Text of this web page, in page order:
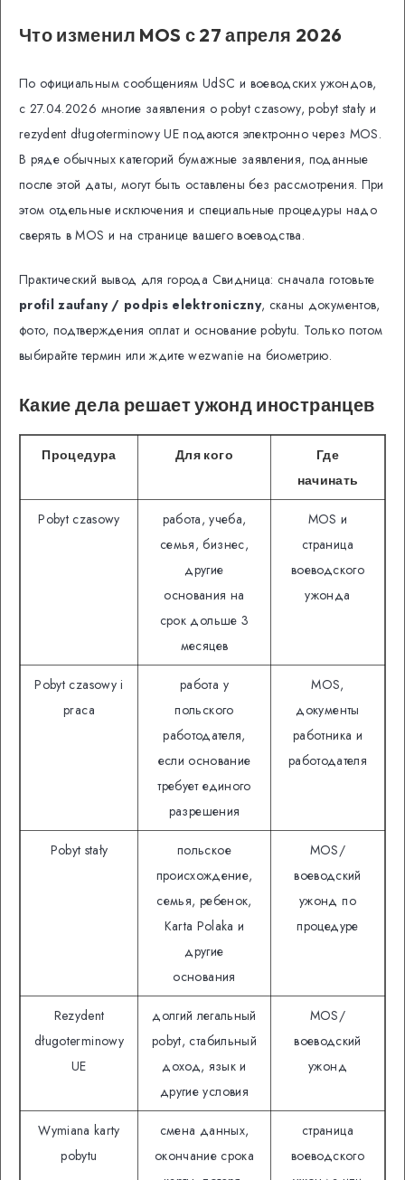
Что изменил MOS с 27 апреля 2026
По официальным сообщениям UdSC и воеводских ужондов,
с 27.04.2026 многие заявления о pobyt czasowy, pobyt stały и
rezydent długoterminowy UE подаются электронно через MOS.
В ряде обычных категорий бумажные заявления, поданные
после этой даты, могут быть оставлены без рассмотрения. При
этом отдельные исключения и специальные процедуры надо
сверять в MOS и на странице вашего воеводства.
Практический вывод для города Свидница: сначала готовьте
profil zaufany / podpis elektroniczny, сканы документов,
фото, подтверждения оплат и основание pobytu. Только потом
выбирайте термин или ждите wezwanie на биометрию.
Какие дела решает ужонд иностранцев
Процедура Для кого
Где
начинать
Pobyt czasowy
работа, учеба,
семья, бизнес,
другие
основания на
срок дольше 3
месяцев
MOS и
страница
воеводского
ужонда
Pobyt czasowy i
praca
работа у
польского
работодателя,
если основание
требует единого
разрешения
MOS,
документы
работника и
работодателя
Pobyt stały
польское
происхождение,
семья, ребенок,
Кarta Polaka и
другие
основания
MOS/
воеводский
ужонд по
процедуре
Rezydent
długoterminowy
UE
долгий легальный
pobyt, стабильный
доход, язык и
другие условия
MOS/
воеводский
ужонд
Wymiana karty
pobytu
смена данных,
окончание срока
страница
воеводского